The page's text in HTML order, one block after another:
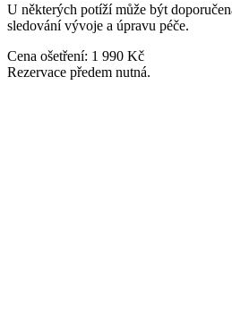
U některých potíží může být
sledování vývoje a úpravu péče.
Cena ošetření: 1 990 Kč
Rezervace předem nutná.